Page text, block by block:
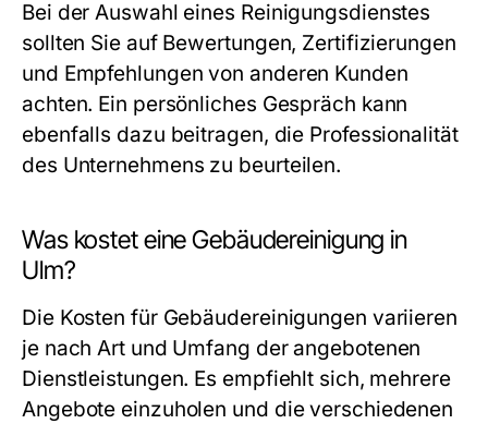
Bei der Auswahl eines Reinigungsdienstes
sollten Sie auf Bewertungen, Zertifizierungen
und Empfehlungen von anderen Kunden
achten. Ein persönliches Gespräch kann
ebenfalls dazu beitragen, die Professionalität
des Unternehmens zu beurteilen.
Was kostet eine Gebäudereinigung in
Ulm?
Die Kosten für Gebäudereinigungen variieren
je nach Art und Umfang der angebotenen
Dienstleistungen. Es empfiehlt sich, mehrere
Angebote einzuholen und die verschiedenen